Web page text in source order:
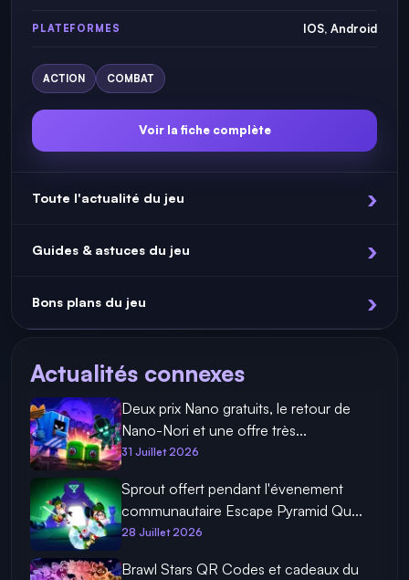
PLATEFORMES IOS, Android
ACTION COMBAT
Voir la fiche complète
Toute l'actualité du jeu
Guides & astuces du jeu
Bons plans du jeu
Actualités connexes
Deux prix Nano gratuits, le retour de
Nano-Nori et une offre très...
31 Juillet 2026
Sprout offert pendant l'évenement
communautaire Escape Pyramid Qu...
28 Juillet 2026
Brawl Stars QR Codes et cadeaux du